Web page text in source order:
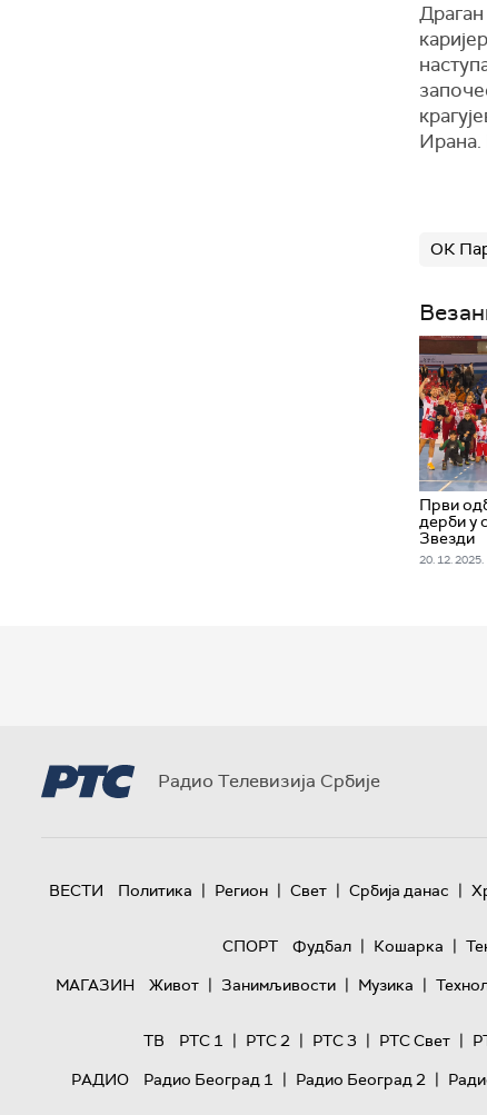
Ирана.
ОК
Први
дерби у
Звезди
20. 12. 2025.
Радио Телевизија Србије
ВЕСТИ Политика | Регион | Свет | Србија данас |
СПОРТ
Фудбал | Кошарка |
МАГАЗИН
Живот | Занимљивости | Музика |
ТВ
РТС 1 | РТС 2 | РТС 3 | РТС Свет |
РАДИО
Радио Београд 1 | Радио Београд 2 |